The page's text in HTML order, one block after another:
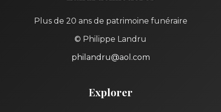
Plus de 20 ans de patrimoine funéraire
© Philippe Landru
philandru@aol.com
Explorer